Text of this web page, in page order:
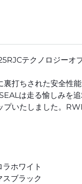
テクノロジーオ
打ちされた安全性
は走る愉しみを
プいたしました。
ラホワイト
スブラック